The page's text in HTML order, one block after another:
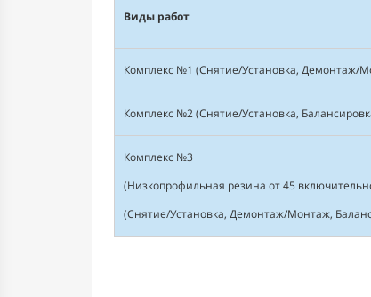
Виды работ
Комплекс №1 (Снятие/Установка, Демонтаж/
Комплекс №2 (Снятие/Установка,
Комплекс №3
(Низкопрофильная резина от 45
(Снятие/Установка, Демонтаж/Монтаж,